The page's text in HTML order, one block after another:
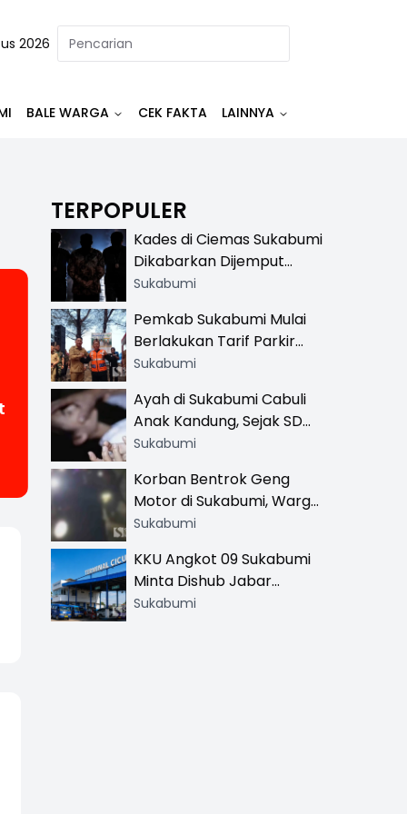
2026
BALE WARGA CEK FAKTA LAINNYA
TERPOPULER
Kades di Ciemas Sukabumi
Dikabarkan Dijemput
Satnarkoba, Polisi
Sukabumi
Pemkab Sukabumi Mulai
Berlakukan Tarif Parkir
Resmi di 13 Lokasi Wisata,
Khusus
Sukabumi
Ayah di Sukabumi Cabuli
Anak Kandung, Sejak SD
Hingga SMA
Sukabumi
Korban Bentrok Geng
Motor di Sukabumi, Warga
dan Sopir Tangki
Sukabumi
KKU Angkot 09 Sukabumi
Minta Dishub Jabar
Tertibkan Trayek Ciawi-
Sukabumi